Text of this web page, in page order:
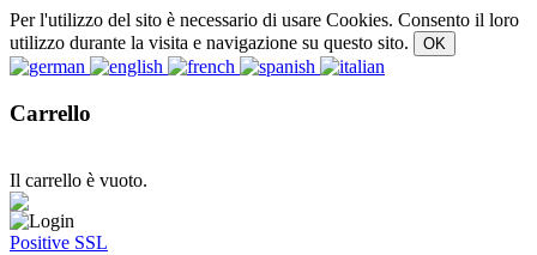
Per l'utilizzo del sito è necessario di usare Cookies. Consento il loro
utilizzo durante la visita e navigazione su questo sito.
Carrello
Il carrello è vuoto.
Positive SSL